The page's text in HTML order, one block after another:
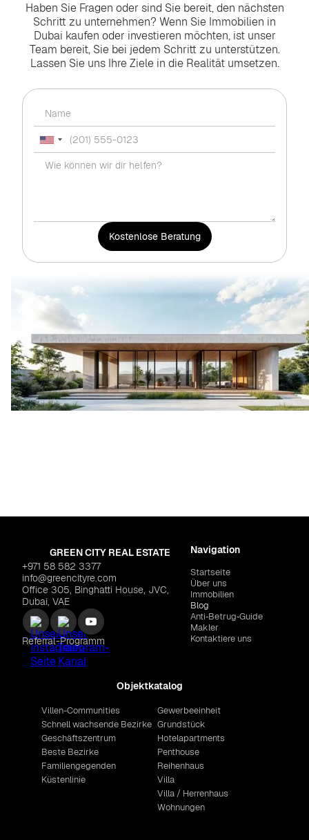
Haben Sie Fragen oder sind Sie bereit, den nächsten
Schritt zu unternehmen? Wenn Sie Immobilien in
Dubai kaufen oder investieren möchten, ist unser
Team bereit, Sie bei jedem Schritt zu unterstützen.
Lassen Sie uns Ihre Ziele in die Realität umsetzen.
GREEN CITY REAL ESTATE
+971 58 582 3377
info@greencityre.com
Office 305, Binghatti House, JVC,
Dubai, VAE
Referral-Programm
Navigation
Startseite
Über uns
Immobilien
Blog
Anti‑Betrug‑Guide
Makler
Kontaktiere uns
Objektkatalog
Villen-Communities
Schnell wachsende Bezirke
Geschäftszentrum
Beste Bezirke
Familiengegenden
Küstenlinie
Gewerbeeinheit
Grundstück
Hotelapartments
Penthouse
Reihenhaus
Villa
Villa / Herrenhaus
Wohnungen